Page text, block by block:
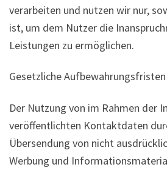
verarbeiten und nutzen wir nur,
ist, um dem Nutzer die
Leistungen zu ermöglichen.
Gesetzliche
Der Nutzung von im Rahmen der
veröffentlichten Kontaktdaten
Übersendung von nicht
Werbung und